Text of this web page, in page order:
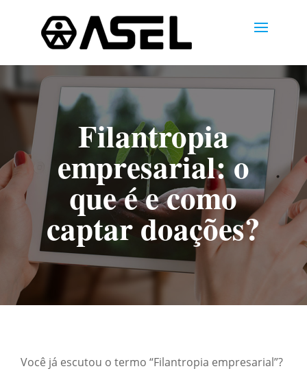
Filantropia
empresarial: o
que é e como
captar doações?
Você já escutou o termo “Filantropia empresarial”?